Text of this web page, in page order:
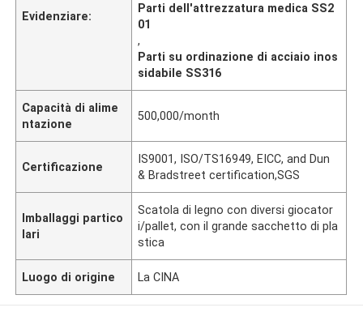
Evidenziare:
Parti dell'attrezzatura medica SS2
01
,
Parti su ordinazione di acciaio inos
sidabile SS316
Capacità di alime
ntazione
500,000/month
Certificazione
IS9001, ISO/TS16949, EICC, and Dun
& Bradstreet certification,SGS
Imballaggi partico
lari
Scatola di legno con diversi giocator
i/pallet, con il grande sacchetto di pla
stica
Luogo di origine La CINA